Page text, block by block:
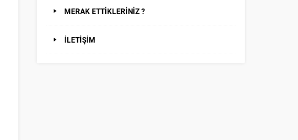
MERAK ETTİKLERİNİZ ?
İLETİŞİM